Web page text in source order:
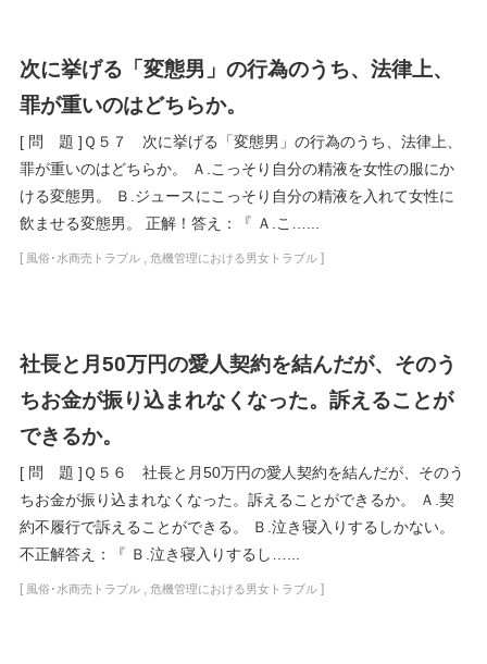
次に挙げる「変態男」の行為のうち、法律上、
罪が重いのはどちらか。
[ 問 題 ]Ｑ５７ 次に挙げる「変態男」の行為のうち、法律上、
罪が重いのはどちらか。 Ａ.こっそり自分の精液を女性の服にか
ける変態男。 Ｂ.ジュースにこっそり自分の精液を入れて女性に
飲ませる変態男。 正解！答え：『 Ａ.こ…...
[ 風俗･水商売トラブル, 危機管理における男女トラブル]
社長と月50万円の愛人契約を結んだが、そのう
ちお金が振り込まれなくなった。訴えることが
できるか。
[ 問 題 ]Ｑ５６ 社長と月50万円の愛人契約を結んだが、そのう
ちお金が振り込まれなくなった。訴えることができるか。 Ａ.契
約不履行で訴えることができる。 Ｂ.泣き寝入りするしかない。
不正解答え：『 Ｂ.泣き寝入りするし…...
[ 風俗･水商売トラブル, 危機管理における男女トラブル]